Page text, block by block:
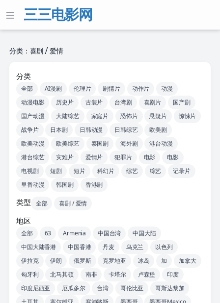
三三电影网
分类：喜剧 / 爱情
分类
全部 AI漫剧 伦理片 剧情片 动作片
动漫
动漫电影
历史片 古装片 台湾剧 喜剧片
国产剧
国产动漫
大陆综艺 家庭片 恐怖片 悬疑片
惊悚片
战争片
日本剧 日韩动漫 日韩综艺
欧美剧
欧美动漫
欧美综艺 泰国剧 海外剧
港台动漫
港台综艺
灾难片 爱情片 犯罪片 电影
电影
电视剧
短剧 短片 科幻片 综艺 综艺
记录片
里番动漫
韩国剧 香港剧
类型 全部 喜剧 / 爱情
地区
全部 63 Armenia 中国台湾
中国大陆
中国大陆香港
中国香港 丹麦 乌克兰
以色列
伊拉克
伊朗 俄罗斯 克罗地亚 冰岛 加
加拿大
匈牙利
北马其顿 南非 卡塔尔 卢森堡
印度
印度尼西亚
厄瓜多尔 台湾 哥伦比亚
哥斯达黎加